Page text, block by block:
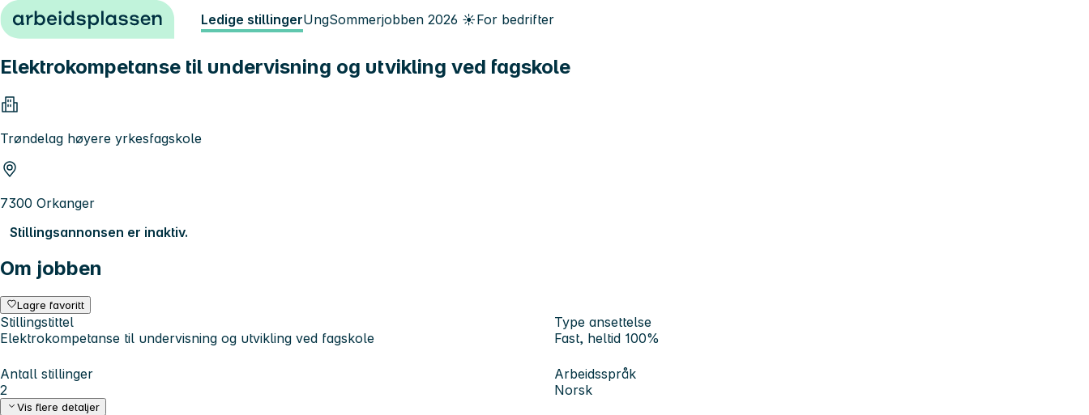
Hopp til innhold Ledige stillingerUngSommerjobben 2026 ☀️For bedrifter
Elektrokompetanse til undervisning og utvikling ved fagskole
Trøndelag høyere yrkesfagskole
7300 Orkanger
Stillingsannonsen er inaktiv.
Om jobben
Lagre favoritt
Stillingstittel
Elektrokompetanse til undervisning og utvikling ved fagskole
Type ansettelse
Fast, heltid 100%
Antall stillinger
2
Arbeidsspråk
Norsk
Vis flere detaljer